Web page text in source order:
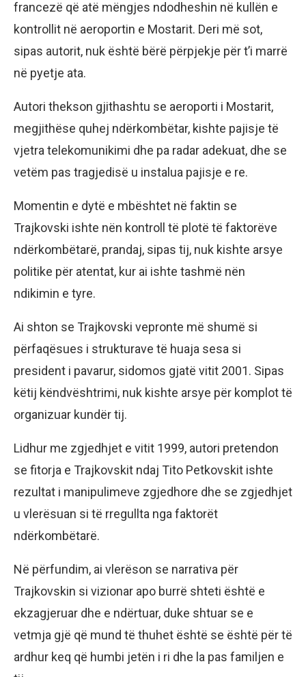
francezë që atë mëngjes ndodheshin në kullën e
kontrollit në aeroportin e Mostarit. Deri më sot,
sipas autorit, nuk është bërë përpjekje për t’i marrë
në pyetje ata.
Autori thekson gjithashtu se aeroporti i Mostarit,
megjithëse quhej ndërkombëtar, kishte pajisje të
vjetra telekomunikimi dhe pa radar adekuat, dhe se
vetëm pas tragjedisë u instalua pajisje e re.
Momentin e dytë e mbështet në faktin se
Trajkovski ishte nën kontroll të plotë të faktorëve
ndërkombëtarë, prandaj, sipas tij, nuk kishte arsye
politike për atentat, kur ai ishte tashmë nën
ndikimin e tyre.
Ai shton se Trajkovski vepronte më shumë si
përfaqësues i strukturave të huaja sesa si
president i pavarur, sidomos gjatë vitit 2001. Sipas
këtij këndvështrimi, nuk kishte arsye për komplot të
organizuar kundër tij.
Lidhur me zgjedhjet e vitit 1999, autori pretendon
se fitorja e Trajkovskit ndaj Tito Petkovskit ishte
rezultat i manipulimeve zgjedhore dhe se zgjedhjet
u vlerësuan si të rregullta nga faktorët
ndërkombëtarë.
Në përfundim, ai vlerëson se narrativa për
Trajkovskin si vizionar apo burrë shteti është e
ekzagjeruar dhe e ndërtuar, duke shtuar se e
vetmja gjë që mund të thuhet është se është për të
ardhur keq që humbi jetën i ri dhe la pas familjen e